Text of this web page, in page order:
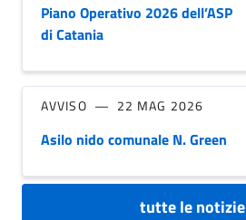
Piano Operativo 2026 dell’ASP
di Catania
AVVISO 22 MAG 2026
Asilo nido comunale N. Green
tutte le notizie